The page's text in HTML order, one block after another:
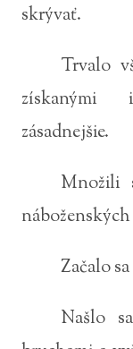
skrývať.
Trvalo
získanými
zásadnejšie.
Množili
Začalo
Našlo